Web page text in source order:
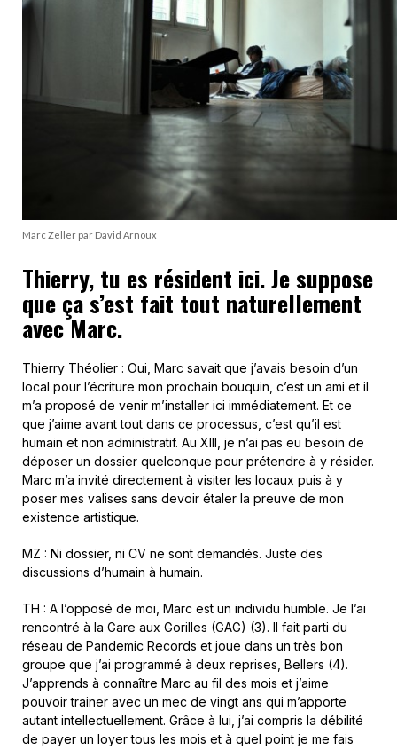
Marc Zeller par David Arnoux
Thierry, tu es résident ici. Je suppose
que ça s’est fait tout naturellement
avec Marc.
Thierry Théolier : Oui, Marc savait que j’avais besoin d’un
local pour l’écriture mon prochain bouquin, c’est un ami et il
m’a proposé de venir m’installer ici immédiatement. Et ce
que j’aime avant tout dans ce processus, c’est qu’il est
humain et non administratif. Au XIII, je n’ai pas eu besoin de
déposer un dossier quelconque pour prétendre à y résider.
Marc m’a invité directement à visiter les locaux puis à y
poser mes valises sans devoir étaler la preuve de mon
existence artistique.
MZ : Ni dossier, ni CV ne sont demandés. Juste des
discussions d’humain à humain.
TH : A l’opposé de moi, Marc est un individu humble. Je l’ai
rencontré à la Gare aux Gorilles (GAG) (3). Il fait parti du
réseau de Pandemic Records et joue dans un très bon
groupe que j’ai programmé à deux reprises, Bellers (4).
J’apprends à connaître Marc au fil des mois et j’aime
pouvoir trainer avec un mec de vingt ans qui m’apporte
autant intellectuellement. Grâce à lui, j’ai compris la débilité
de payer un loyer tous les mois et à quel point je me fais